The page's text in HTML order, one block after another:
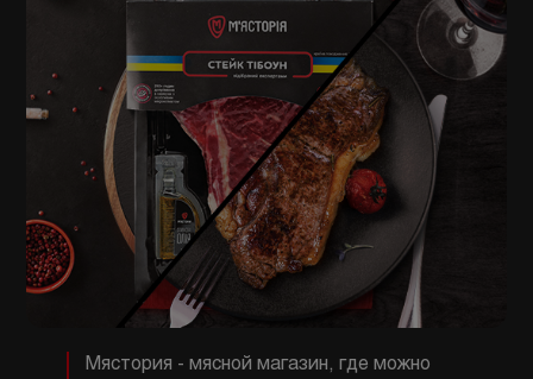
Мястория - мясной магазин, где можно